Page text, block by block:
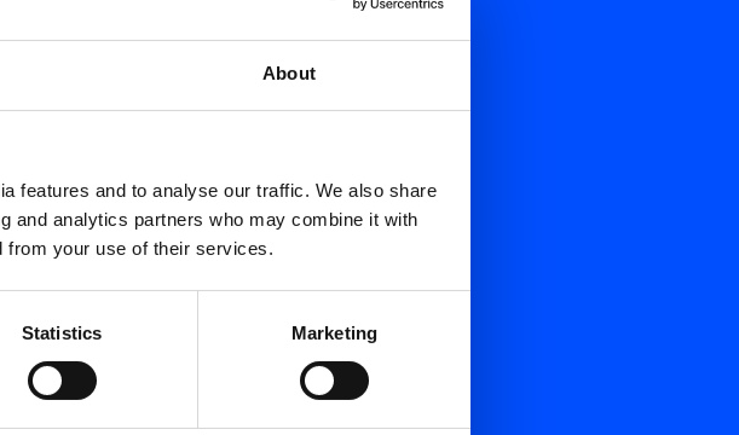
About
features and to analyse our traffic. We also share
and analytics partners who may combine it with
from your use of their services.
Statistics Marketing